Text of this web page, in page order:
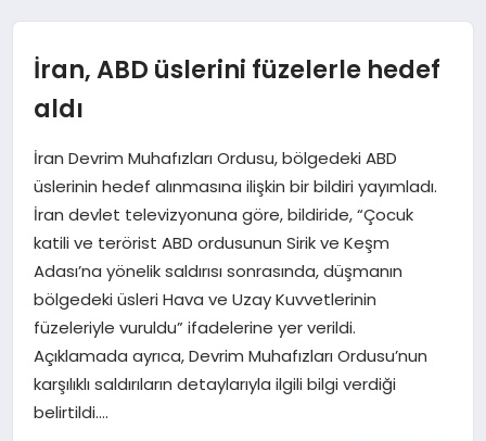
HATAY
YAŞAM
GÜNDEM
MAGAZIN
SAĞLIK
TEKNOLOJI
İran, ABD üslerini füzelerle hedef
aldı
İran Devrim Muhafızları Ordusu, bölgedeki ABD
üslerinin hedef alınmasına ilişkin bir bildiri yayımladı.
İran devlet televizyonuna göre, bildiride, “Çocuk
katili ve terörist ABD ordusunun Sirik ve Keşm
Adası’na yönelik saldırısı sonrasında, düşmanın
bölgedeki üsleri Hava ve Uzay Kuvvetlerinin
füzeleriyle vuruldu” ifadelerine yer verildi.
Açıklamada ayrıca, Devrim Muhafızları Ordusu’nun
karşılıklı saldırıların detaylarıyla ilgili bilgi verdiği
belirtildi….